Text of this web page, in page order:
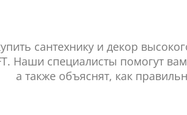
сантехнику и декор
Наши специалисты помогут
а также объяснят, как